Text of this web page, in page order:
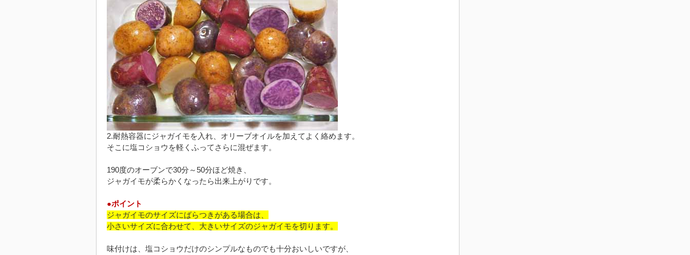
2.耐熱容器にジャガイモを入れ、オリーブオイルを加えてよく絡めます。
そこに塩コショウを軽くふってさらに混ぜます。
190度のオーブンで30分～50分ほど焼き、
ジャガイモが柔らかくなったら出来上がりです。
●ポイント
ジャガイモのサイズにばらつきがある場合は、
小さいサイズに合わせて、大きいサイズのジャガイモを切ります。
味付けは、塩コショウだけのシンプルなものでも十分おいしいですが、